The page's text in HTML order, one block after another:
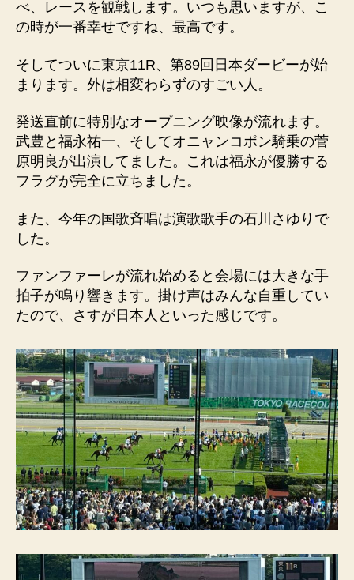
べ、レースを観戦します。いつも思いますが、こ
の時が一番幸せですね、最高です。
そしてついに東京11R、第89回日本ダービーが始
まります。外は相変わらずのすごい人。
発送直前に特別なオープニング映像が流れます。
武豊と福永祐一、そしてオニャンコポン騎乗の菅
原明良が出演してました。これは福永が優勝する
フラグが完全に立ちました。
また、今年の国歌斉唱は演歌歌手の石川さゆりで
した。
ファンファーレが流れ始めると会場には大きな手
拍子が鳴り響きます。掛け声はみんな自重してい
たので、さすが日本人といった感じです。